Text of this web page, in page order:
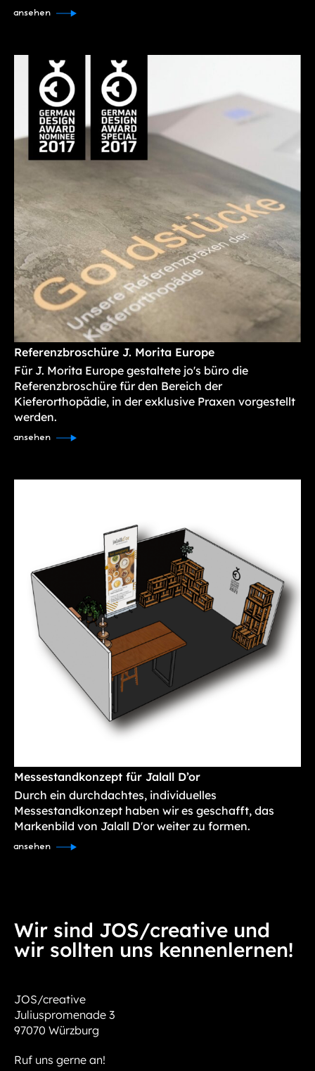
ansehen
Referenz­broschüre J. Morita Europe
Für J. Morita Europe gestaltete jo's büro die
Referenzbroschüre für den Bereich der
Kieferorthopädie, in der exklusive Praxen vorgestellt
werden.
ansehen
Messestandkonzept für Jalall D’or
Durch ein durchdachtes, individuelles
Messestandkonzept haben wir es geschafft, das
Markenbild von Jalall D'or weiter zu formen.
ansehen
Wir sind JOS/creative und
wir sollten uns kennenlernen!
JOS/creative
Juliuspromenade 3
97070 Würzburg
Ruf uns gerne an!